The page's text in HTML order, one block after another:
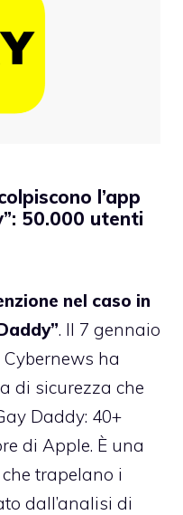
l’app
50.000 utenti
nel caso in
. Il 7 gennaio
ha
di sicurezza che
Daddy: 40+
di Apple. È una
trapelano i
dall’analisi di